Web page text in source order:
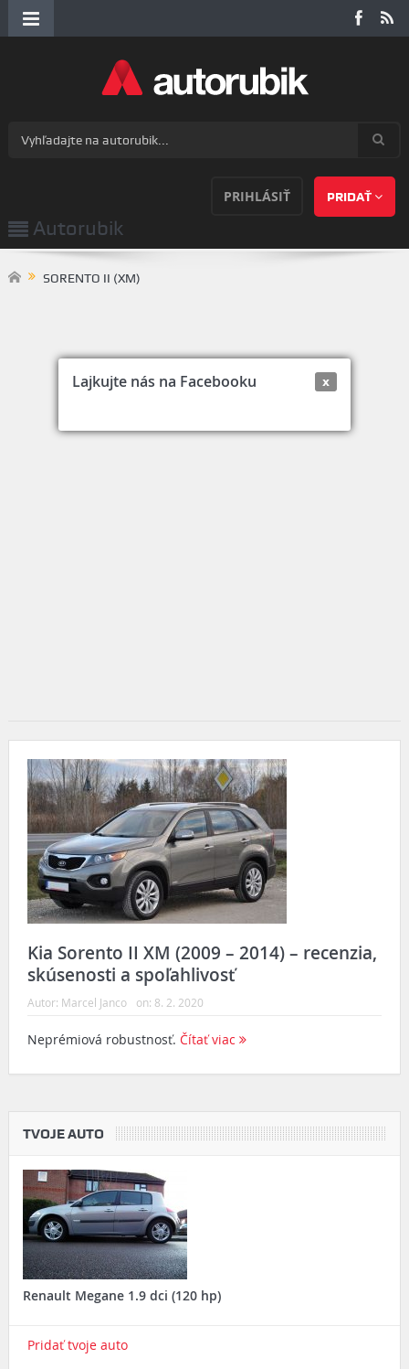
Lajkujte nás na Facebooku x
PRIHLÁSIŤ PRIDAŤ
Autorubik
SORENTO II (XM)
Kia Sorento II XM (2009 – 2014) – recenzia,
skúsenosti a spoľahlivosť
Autor: Marcel Janco on: 8. 2. 2020
Neprémiová robustnosť. Čítať viac
TVOJE AUTO
Renault Megane 1.9 dci (120 hp)
Pridať tvoje auto